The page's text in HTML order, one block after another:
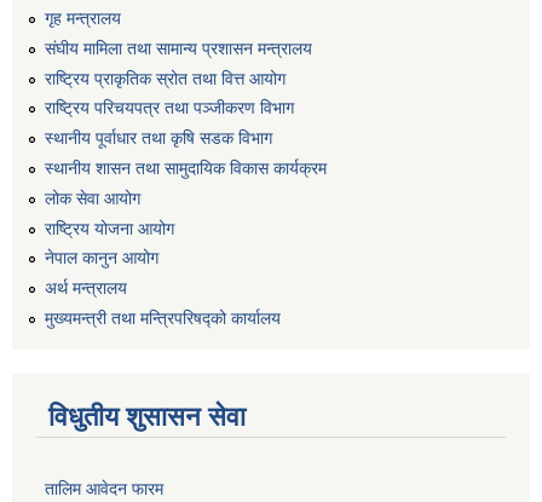
गृह मन्त्रालय
संघीय मामिला तथा सामान्य प्रशासन मन्त्रालय
राष्ट्रिय प्राकृतिक स्रोत तथा वित्त आयोग
राष्ट्रिय परिचयपत्र तथा पञ्जीकरण विभाग
स्थानीय पूर्वाधार तथा कृषि सडक विभाग
स्थानीय शासन तथा सामुदायिक विकास कार्यक्रम
लोक सेवा आयोग
राष्ट्रिय योजना आयोग
नेपाल कानुन आयोग
अर्थ मन्त्रालय
मुख्यमन्त्री तथा मन्त्रिपरिषद्को कार्यालय
विधुतीय शुसासन सेवा
तालिम आवेदन फारम